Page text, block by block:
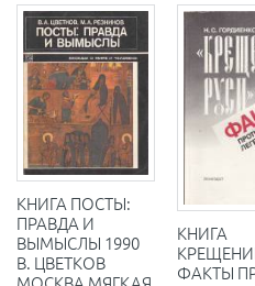
КНИГА ПОСТЫ:
ПРАВДА И
ВЫМЫСЛЫ 1990
В. ЦВЕТКОВ
КНИГА
ФАКТЫ